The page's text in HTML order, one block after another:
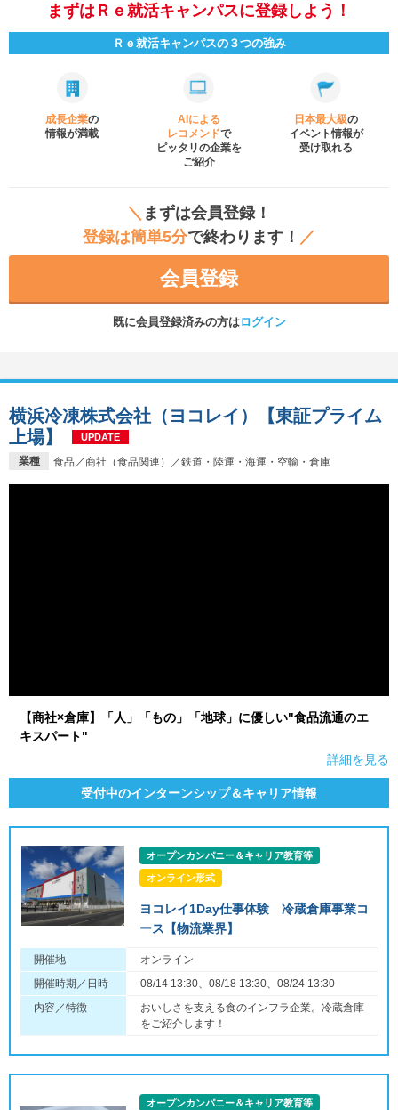
まずはＲｅ就活キャンパスに登録しよう！
Ｒｅ就活キャンパスの３つの強み
成長企業の
情報が満載
AIによる
レコメンドで
ピッタリの企業を
ご紹介
日本最大級の
イベント情報が
受け取れる
＼ まずは会員登録！
登録は簡単5分で終わります！ ／
会員登録
既に会員登録済みの方はログイン
業種 食品／商社（食品関連）／鉄道・陸運・海運・空輸・倉庫
横浜冷凍株式会社（ヨコレイ）【東証プライム
上場】
UPDATE
【商社×倉庫】「人」「もの」「地球」に優しい"食品流通のエ
キスパート"
詳細を見る
受付中のインターンシップ＆キャリア情報
オープンカンパニー＆キャリア教育等
オンライン形式
ヨコレイ1Day仕事体験 冷蔵倉庫事業コ
ース【物流業界】
開催地
オンライン
開催時期／日時
08/14 13:30、08/18 13:30、08/24 13:30
内容／特徴
おいしさを支える食のインフラ企業。冷蔵倉庫
をご紹介します！
オープンカンパニー＆キャリア教育等